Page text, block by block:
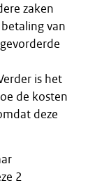
zaken
van
is het
de kosten
deze
2